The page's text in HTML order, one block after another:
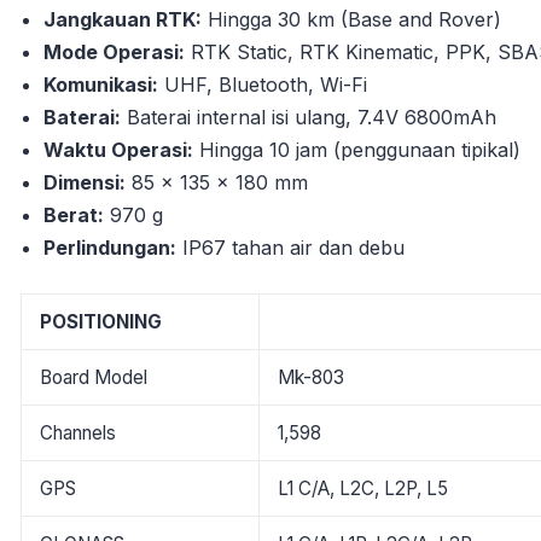
Jangkauan RTK: Hingga 30 km (Base and Rover)
Mode Operasi: RTK Static, RTK Kinematic, PPK,
Komunikasi: UHF, Bluetooth, Wi-Fi
Baterai: Baterai internal isi ulang, 7.4V 6800mAh
Waktu Operasi: Hingga 10 jam (penggunaan tipikal)
Dimensi: 85 x 135 x 180 mm
Berat: 970 g
Perlindungan: IP67 tahan air dan debu
POSITIONING
Board Model Mk-803
Channels 1,598
GPS L1 C/A, L2C, L2P, L5